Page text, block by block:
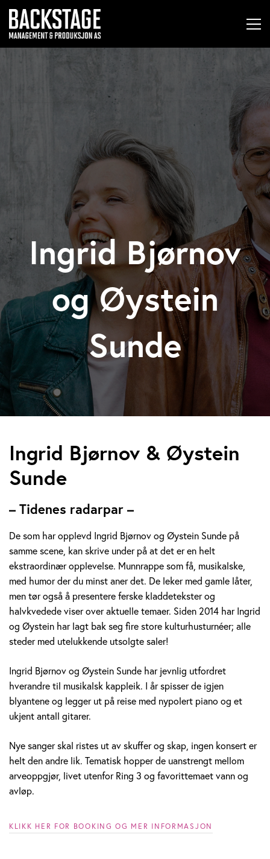
Ingrid Bjørnov
og Øystein
Sunde
I
n
g
r
i
d
B
j
ø
r
n
o
v
&
Ø
y
Ingrid Bjørnov & Øystein
Sunde
– Tidenes radarpar –
De som har opplevd Ingrid Bjørnov og Øystein Sunde på
samme scene, kan skrive under på at det er en helt
ekstraordinær opplevelse. Munnrappe som få, musikalske,
med humor der du minst aner det. De leker med gamle låter,
men tør også å presentere ferske kladdetekster og
halvkvedede viser over aktuelle temaer. Siden 2014 har Ingrid
og Øystein har lagt bak seg fire store kulturhusturnéer; alle
steder med utelukkende utsolgte saler!
Ingrid Bjørnov og Øystein Sunde har jevnlig utfordret
hverandre til musikalsk kappleik. I år spisser de igjen
blyantene og legger ut på reise med nypolert piano og et
ukjent antall gitarer.
Nye sanger skal ristes ut av skuffer og skap, ingen konsert er
helt den andre lik. Tematisk hopper de uanstrengt mellom
arveoppgjør, livet utenfor Ring 3 og favorittemaet vann og
avløp.
KLIKK HER FOR BOOKING OG MER INFORMASJON